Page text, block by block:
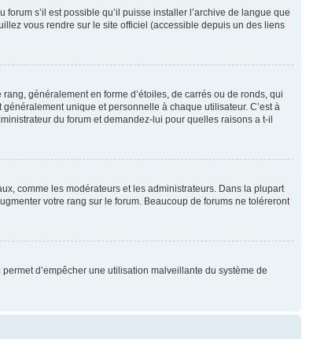
s’il est possible qu’il puisse installer l’archive de langue que
vous rendre sur le site officiel (accessible depuis un des liens
généralement en forme d’étoiles, de carrés ou de ronds, qui
unique et personnelle à chaque utilisateur. C’est à
du forum et demandez-lui pour quelles raisons a t-il
comme les modérateurs et les administrateurs. Dans la plupart
votre rang sur le forum. Beaucoup de forums ne toléreront
d’empêcher une utilisation malveillante du système de